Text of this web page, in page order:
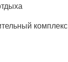
комплекс